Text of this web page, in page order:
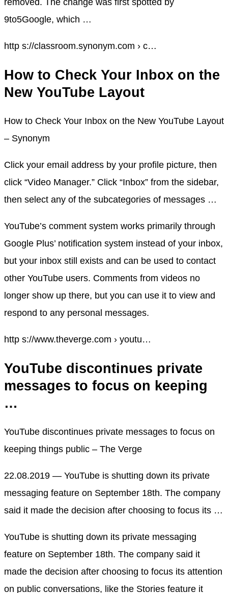
removed. The change was first spotted by
9to5Google, which …
http s://classroom.synonym.com › c…
How to Check Your Inbox on the
New YouTube Layout
How to Check Your Inbox on the New YouTube Layout
– Synonym
Click your email address by your profile picture, then
click “Video Manager.” Click “Inbox” from the sidebar,
then select any of the subcategories of messages …
YouTube’s comment system works primarily through
Google Plus’ notification system instead of your inbox,
but your inbox still exists and can be used to contact
other YouTube users. Comments from videos no
longer show up there, but you can use it to view and
respond to any personal messages.
http s://www.theverge.com › youtu…
YouTube discontinues private
messages to focus on keeping
…
YouTube discontinues private messages to focus on
keeping things public – The Verge
22.08.2019 — YouTube is shutting down its private
messaging feature on September 18th. The company
said it made the decision after choosing to focus its …
YouTube is shutting down its private messaging
feature on September 18th. The company said it
made the decision after choosing to focus its attention
on public conversations, like the Stories feature it